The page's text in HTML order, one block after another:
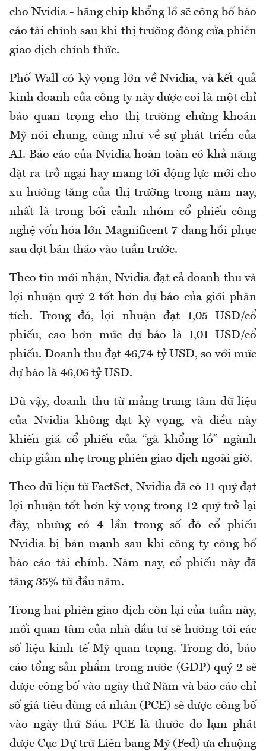
cho Nvidia - hãng chip khổng lồ sẽ công bố báo
cáo tài chính sau khi thị trường đóng cửa phiên
giao dịch chính thức.
Phố Wall có kỳ vọng lớn về Nvidia, và kết quả
kinh doanh của công ty này được coi là một chỉ
báo quan trọng cho thị trường chứng khoán
Mỹ nói chung, cũng như về sự phát triển của
AI. Báo cáo của Nvidia hoàn toàn có khả năng
đặt ra trở ngại hay mang tới động lực mới cho
xu hướng tăng của thị trường trong năm nay,
nhất là trong bối cảnh nhóm cổ phiếu công
nghệ vốn hóa lớn Magnificent 7 đang hồi phục
sau đợt bán tháo vào tuần trước.
Theo tin mới nhận, Nvidia đạt cả doanh thu và
lợi nhuận quý 2 tốt hơn dự báo của giới phân
tích. Trong đó, lợi nhuận đạt 1,05 USD/cổ
phiếu, cao hơn mức dự báo là 1,01 USD/cổ
phiếu. Doanh thu đạt 46,74 tỷ USD, so với mức
dự báo là 46,06 tỷ USD.
Dù vậy, doanh thu từ mảng trung tâm dữ liệu
của Nvidia không đạt kỳ vọng, và điều này
khiến giá cổ phiếu của “gã khổng lồ” ngành
chip giảm nhẹ trong phiên giao dịch ngoài giờ.
Theo dữ liệu từ FactSet, Nvidia đã có 11 quý đạt
lợi nhuận tốt hơn kỳ vọng trong 12 quý trở lại
đây, nhưng có 4 lần trong số đó cổ phiếu
Nvidia bị bán mạnh sau khi công ty công bố
báo cáo tài chính. Năm nay, cổ phiếu này đã
tăng 35% từ đầu năm.
Trong hai phiên giao dịch còn lại của tuần này,
mối quan tâm của nhà đầu tư sẽ hướng tới các
số liệu kinh tế Mỹ quan trọng. Trong đó, báo
cáo tổng sản phẩm trong nước (GDP) quý 2 sẽ
được công bố vào ngày thứ Năm và báo cáo chỉ
số giá tiêu dùng cá nhân (PCE) sẽ được công bố
vào ngày thứ Sáu. PCE là thước đo lạm phát
được Cục Dự trữ Liên bang Mỹ (Fed) ưa chuộng